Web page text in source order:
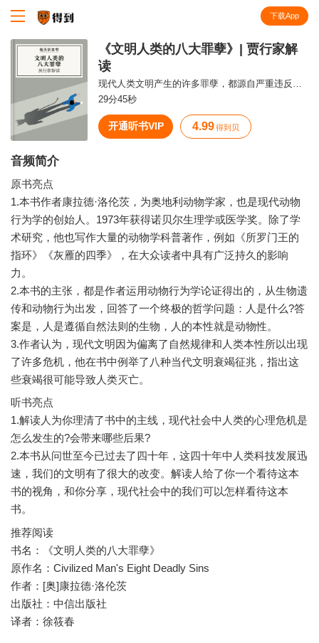
下载App
《文明人类的八大罪孽》| 贾行家解
读
现代人类文明产生的许多罪孽，都源自严重违反自然规律、偏离了人的本性
29分45秒
开通听书VIP 4.99 得到贝
音频简介
原书亮点
1.本书作者康拉德·洛伦茨，为奥地利动物学家，也是现代动物
行为学的创始人。1973年获得诺贝尔生理学或医学奖。除了学
术研究，他也写作大量的动物学科普著作，例如《所罗门王的
指环》《灰雁的四季》，在大众读者中具有广泛持久的影响
力。
2.本书的主张，都是作者运用动物行为学论证得出的，从生物遗
传和动物行为出发，回答了一个终极的哲学问题：人是什么?答
案是，人是遵循自然法则的生物，人的本性就是动物性。
3.作者认为，现代文明因为偏离了自然规律和人类本性所以出现
了许多危机，他在书中例举了八种当代文明衰竭征兆，指出这
听书亮点
1.解读人为你理清了书中的主线，现代社会中人类的心理危机是
怎么发生的?会带来哪些后果?
2.本书从问世至今已过去了四十年，这四十年中人类科技发展迅
速，我们的文明有了很大的改变。解读人给了你一个看待这本
书的视角，和你分享，现代社会中的我们可以怎样看待这本
推荐阅读
书名：《文明人类的八大罪孽》
原作名：Civilized Man's Eight Deadly Sins
作者：[奥]康拉德·洛伦茨
出版社：中信出版社
译者：徐筱春